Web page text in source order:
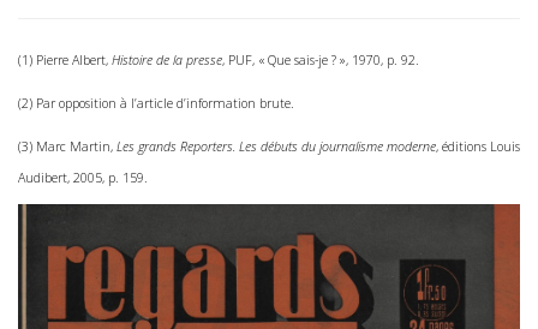
(1) Pierre Albert, Histoire de la presse, PUF, « Que sais-je ? », 1970, p. 92.
(2) Par opposition à l’article d’information brute.
(3) Marc Martin, Les grands Reporters. Les débuts du journalisme moderne, éditions Louis
Audibert, 2005, p. 159.